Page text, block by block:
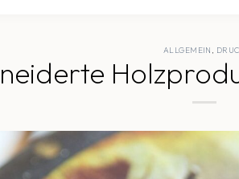
ALLGEMEIN ,